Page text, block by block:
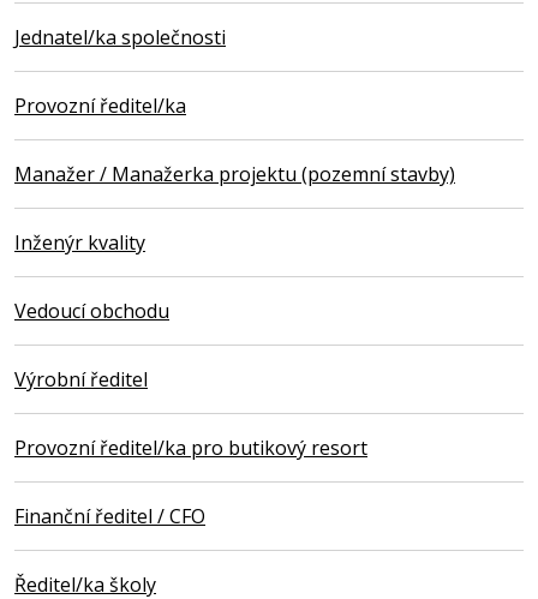
Jednatel/ka společnosti
Provozní ředitel/ka
Manažer / Manažerka projektu (pozemní stavby)
Inženýr kvality
Vedoucí obchodu
Výrobní ředitel
Provozní ředitel/ka pro butikový resort
Finanční ředitel / CFO
Ředitel/ka školy